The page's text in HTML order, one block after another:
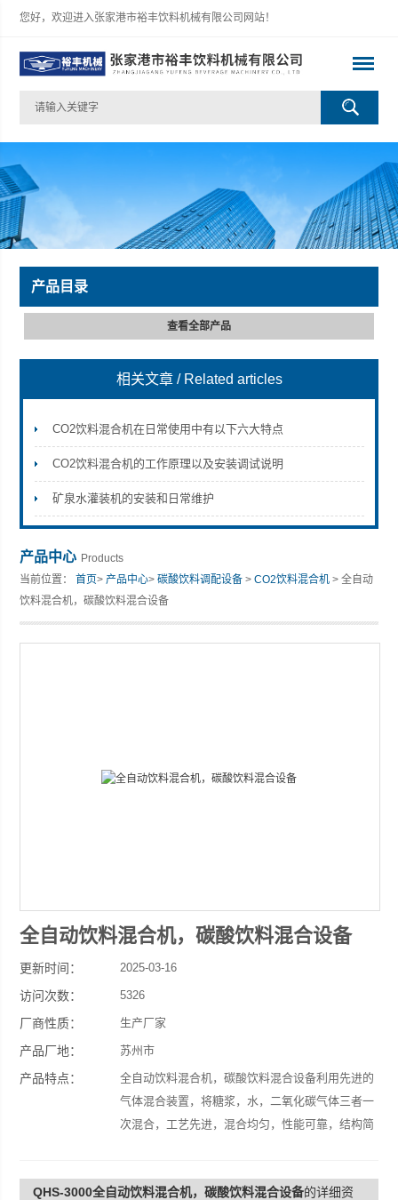
您好，欢迎进入张家港市裕丰饮料机械有限公司网站！
张家港市裕丰饮料机械有限公司
产品目录
查看全部产品
相关文章 / Related articles
CO2饮料混合机在日常使用中有以下六大特点
CO2饮料混合机的工作原理以及安装调试说明
矿泉水灌装机的安装和日常维护
产品中心 Products
当前位置：首页>产品中心>碳酸饮料调配设备 >CO2饮料混合机 > 全自动
饮料混合机，碳酸饮料混合设备
全自动饮料混合机，碳酸饮料混合设备
更新时间： 2025-03-16
访问次数： 5326
厂商性质： 生产厂家
产品厂地： 苏州市
产品特点：
全自动饮料混合机，碳酸饮料混合设备利用先进的
气体混合装置，将糖浆，水，二氧化碳气体三者一
次混合，工艺先进，混合均匀，性能可靠，结构简
QHS-3000全自动饮料混合机，碳酸饮料混合设备的详细资